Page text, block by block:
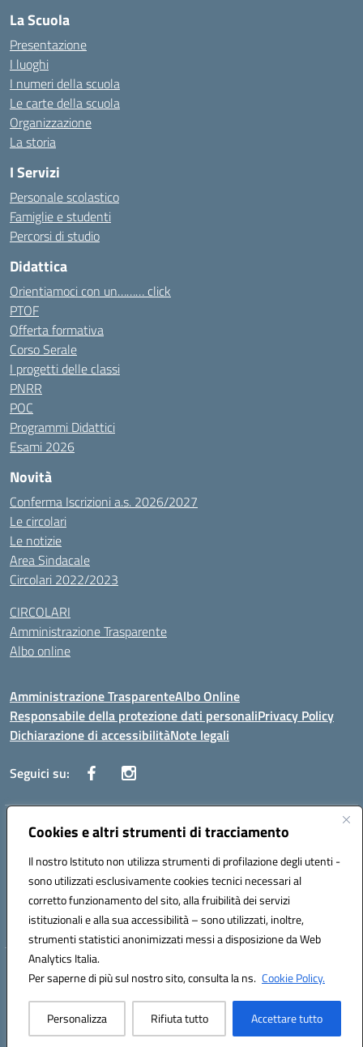
Cookies e altri strumenti di tracciamento
Il nostro Istituto non utilizza strumenti di profilazione degli utenti -
sono utilizzati esclusivamente cookies tecnici necessari al
corretto funzionamento del sito, alla fruibilità dei servizi
istituzionali e alla sua accessibilità – sono utilizzati, inoltre,
strumenti statistici anonimizzati messi a disposizione da Web
Analytics Italia.
Per saperne di più sul nostro sito, consulta la ns. Cookie Policy.
Personalizza Rifiuta tutto Accettare tutto
La Scuola
Presentazione
I luoghi
I numeri della scuola
Le carte della scuola
Organizzazione
La storia
I Servizi
Personale scolastico
Famiglie e studenti
Percorsi di studio
Didattica
Orientiamoci con un……… click
PTOF
Offerta formativa
Corso Serale
I progetti delle classi
PNRR
POC
Programmi Didattici
Esami 2026
Novità
Conferma Iscrizioni a.s. 2026/2027
Le circolari
Le notizie
Area Sindacale
Circolari 2022/2023
CIRCOLARI
Amministrazione Trasparente
Albo online
Amministrazione TrasparenteAlbo Online
Responsabile della protezione dati personaliPrivacy Policy
Dichiarazione di accessibilitàNote legali
Seguici su:
Indirizzo:Corso Vittorio Emanuele, 27 90133 - Palermo
Posta elettronica certificata (PEC):pais03600r@pec.istruzione.it
Codice fiscale: 97308550827
Codice meccanografico: PAIS03600R
Hosting & Powered by 3D Solution S.r.l.
Concept & Design by Designers Italia